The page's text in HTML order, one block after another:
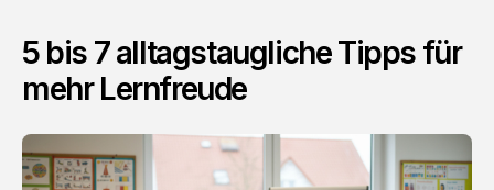
5 bis 7 alltagstaugliche Tipps für
mehr Lernfreude